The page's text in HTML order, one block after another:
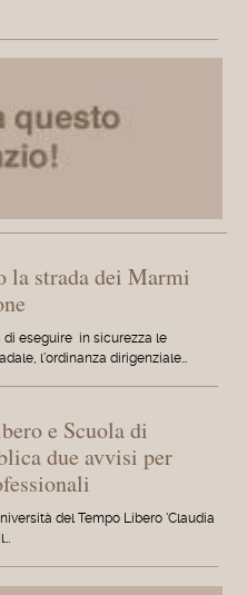
la strada dei Marmi
di eseguire in sicurezza le
l'ordinanza dirigenziale…
e Scuola di
due avvisi per
del Tempo Libero 'Claudia